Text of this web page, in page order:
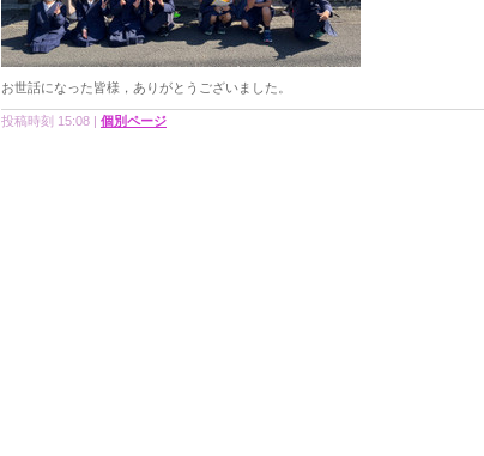
お世話になった皆様，ありがとうございました。
投稿時刻 15:08 | 個別ページ